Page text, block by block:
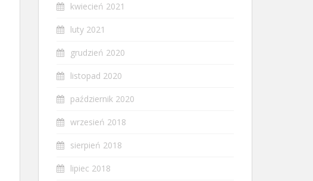
kwiecień 2021
luty 2021
grudzień 2020
listopad 2020
październik 2020
wrzesień 2018
sierpień 2018
lipiec 2018